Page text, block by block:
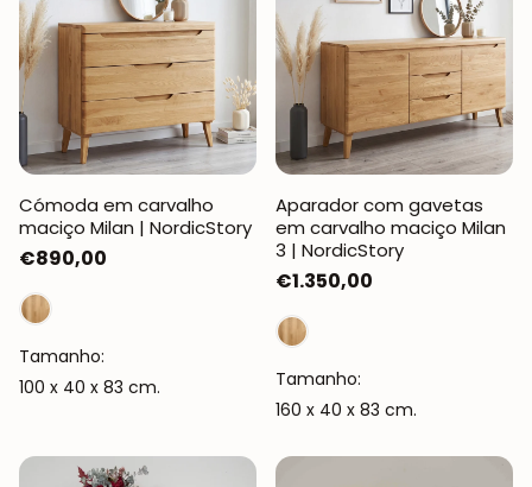
Cómoda em carvalho
maciço Milan | NordicStory
Preço
normal
€890,00
Tamanho:
100 x 40 x 83 cm.
Aparador com gavetas
em carvalho maciço Milan
3 | NordicStory
Preço
normal
€1.350,00
Tamanho:
160 x 40 x 83 cm.